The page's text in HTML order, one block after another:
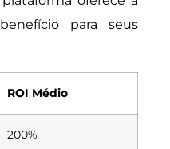
para seus
ROI Médio
200%